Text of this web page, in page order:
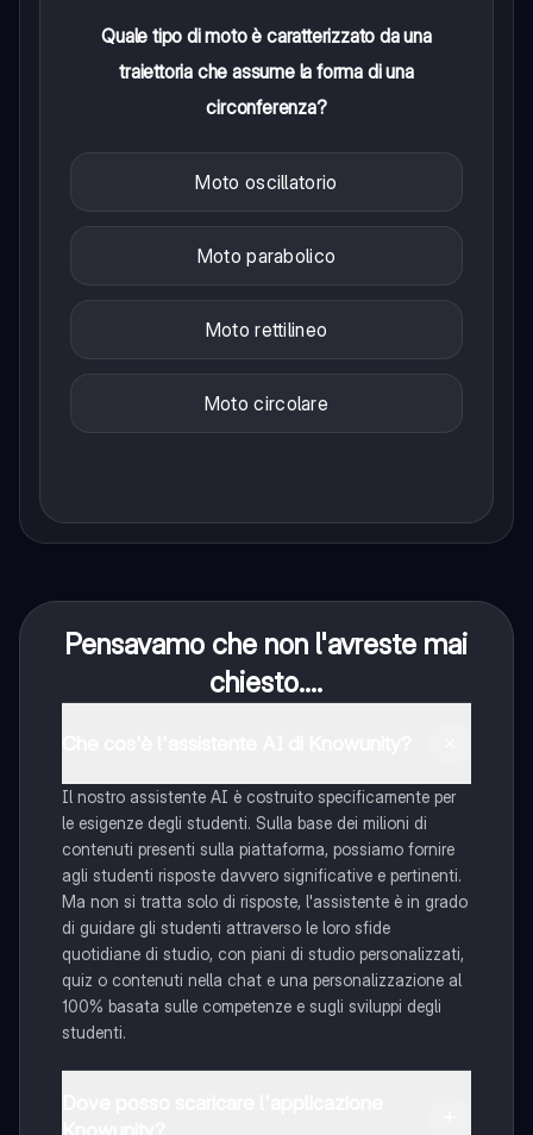
Quale tipo di moto è caratterizzato da una
traiettoria che assume la forma di una
circonferenza?
Moto oscillatorio
Moto parabolico
Moto rettilineo
Moto circolare
Pensavamo che non l'avreste mai
chiesto....
Il nostro assistente AI è costruito specificamente per
le esigenze degli studenti. Sulla base dei milioni di
contenuti presenti sulla piattaforma, possiamo fornire
agli studenti risposte davvero significative e pertinenti.
Ma non si tratta solo di risposte, l'assistente è in grado
di guidare gli studenti attraverso le loro sfide
quotidiane di studio, con piani di studio personalizzati,
quiz o contenuti nella chat e una personalizzazione al
100% basata sulle competenze e sugli sviluppi degli
studenti.